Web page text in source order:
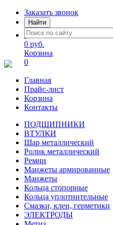
Заказать звонок
Найти
0 руб.
Корзина
0
Главная
Прайс-лист
Корзина
Контакты
ПОДШИПНИКИ
ВТУЛКИ
Шар металлический
Ролик металлический
Ремни
Манжеты армированные
Манжеты
Кольца стопорные
Кольца уплотнительные
Смазки, клеи, герметики
ЭЛЕКТРОДЫ